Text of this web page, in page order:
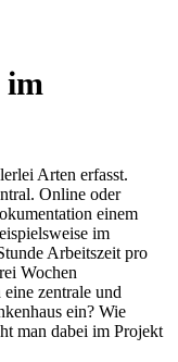
im
Arten erfasst.
Online oder
einem
im
Arbeitszeit pro
Wochen
zentrale und
ein? Wie
man dabei im Projekt